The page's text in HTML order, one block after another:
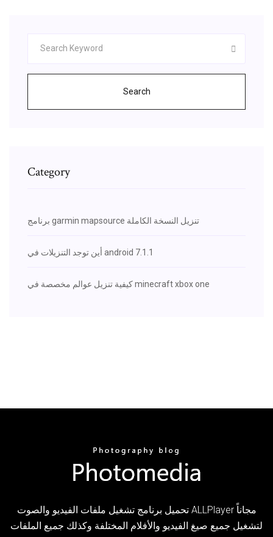
Search
Category
برنامج garmin mapsource تنزيل النسخة الكاملة
أين توجد التنزيلات في android 7.1.1
كيفية تنزيل عوالم مخصصة في minecraft xbox one
تحميل برنامج تشغيل ملفات الفيديو والصوت ALLPlayer مجاناً
لتشغيل جميع صيغ الفيديو والأفلام المختلفة وكذلك جميع الملفات